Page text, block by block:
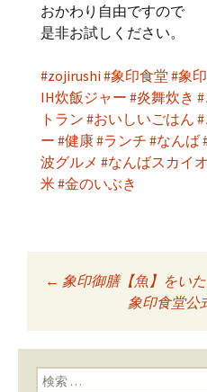
おかわり自由ですので
是非お試しください。
#zojirushi#象印食堂 #象印
IH炊飯ジャー #炎舞炊き
トラン #おいしいごはん
ー #健康#ランチ #なんば
波グルメ #なんばスカイオ
米#金のいぶき
投稿ナ
ン
← 象印御膳【魚】をい
象印食堂公
検索: